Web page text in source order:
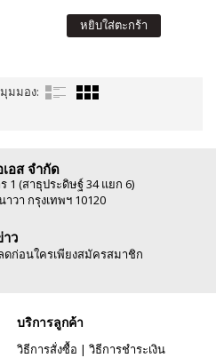
หยิบใส่ตะกร้า
มมอง:
อส จำกัด
1 (สาธุประดิษฐ์ 34 แยก 6)
วา กรุงเทพฯ 10120
ว
ก่อนใครเพียงสมัครสมาชิก
บริการลูกค้า
วิธีการสั่งซื้อ | วิธีการชำระเงิน